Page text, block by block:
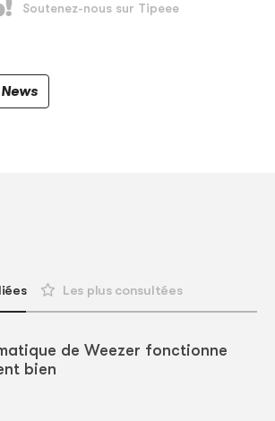
News
Les plus consultées
de Weezer fonctionne
bien